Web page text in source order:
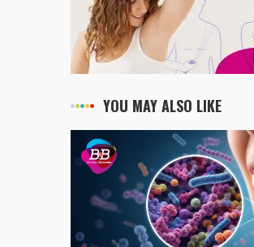
YOU MAY ALSO LIKE